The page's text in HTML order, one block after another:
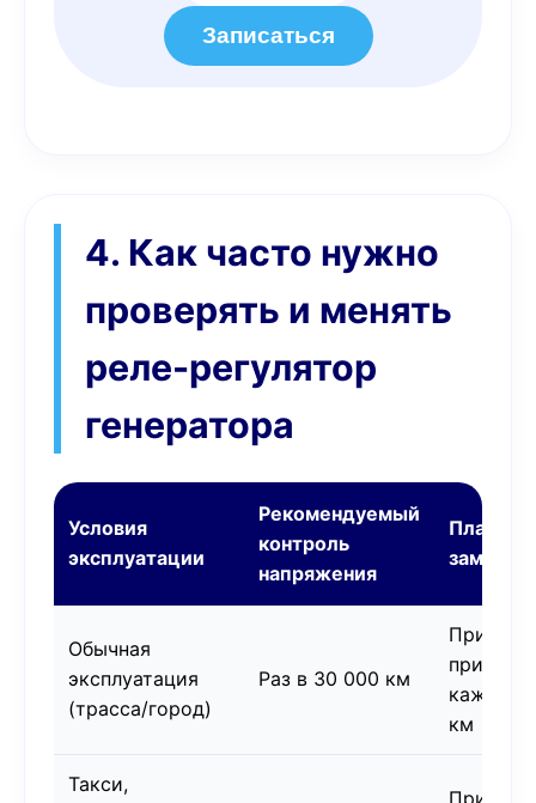
Записаться
4. Как часто нужно
проверять и менять
реле-регулятор
генератора
Условия
эксплуатации
Рекомендуемый
контроль
напряжения
замена
Обычная
эксплуатация
(трасса/город)
Раз в 30 000 км
При
каждые
км
Такси,
При